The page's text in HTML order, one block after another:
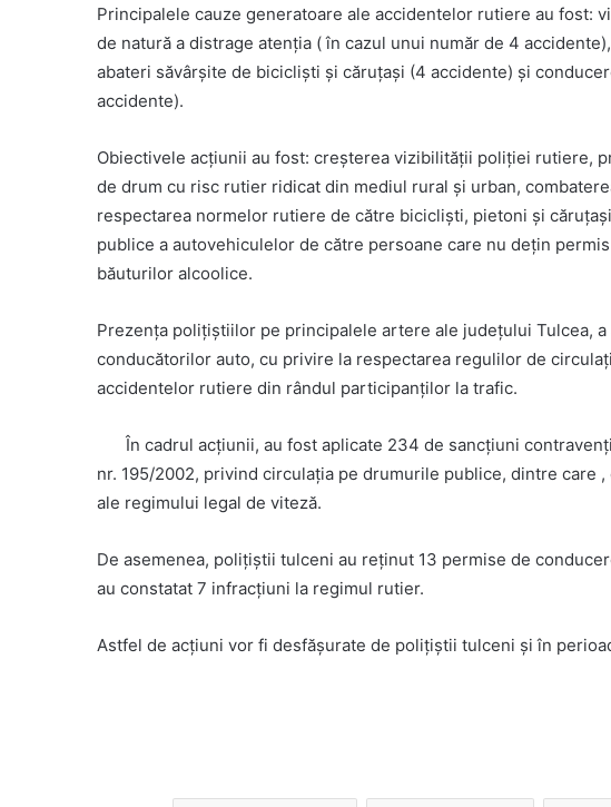
Principalele cauze generatoare ale accidentelor rutiere au fost:
de natură a distrage atenția ( în cazul unui număr de 4
abateri săvârșite de bicicliști și căruțași (4 accidente) și
accidente).
Obiectivele acțiunii au fost: creşterea vizibilităţii poliţiei rutiere,
de drum cu risc rutier ridicat din mediul rural și urban,
respectarea normelor rutiere de către bicicliști, pietoni și
publice a autovehiculelor de către persoane care nu dețin
băuturilor alcoolice.
Prezența polițiștiilor pe principalele artere ale județului Tulcea,
conducătorilor auto, cu privire la respectarea regulilor de
accidentelor rutiere din rândul participanților la trafic.
În cadrul acțiunii, au fost aplicate 234 de sancțiuni
nr. 195/2002, privind circulația pe drumurile publice, dintre care
ale regimului legal de viteză.
De asemenea, polițiștii tulceni au reținut 13 permise de
au constatat 7 infracțiuni la regimul rutier.
Astfel de acțiuni vor fi desfășurate de polițiștii tulceni și în